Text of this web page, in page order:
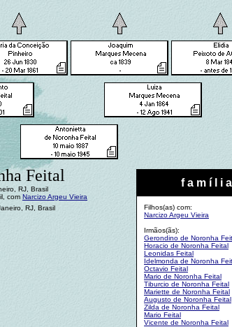
f a m í l i a
Filhos(as) com:
Narcizo Argeu Vieira
Irmãos(ãs):
Gerondino de Noronha
Horacio de Noronha Feital
Leonidas Feital
Idelmonda de Noronha
Octavio Feital
Mario de Noronha Feital
Tiburcio de Noronha Feital
Mariette de Noronha Feital
Augusto de Noronha Feital
Zilda de Noronha Feital
Mario Feital
Vicente de Noronha Feital
Feital
RJ, Brasil
com Narcizo Argeu Vieira
RJ, Brasil